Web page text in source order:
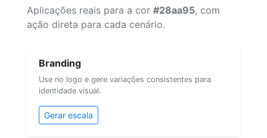
Aplicações reais para a cor #28aa95, com
ação direta para cada cenário.
Branding
Use no logo e gere variações consistentes para
identidade visual.
Gerar escala